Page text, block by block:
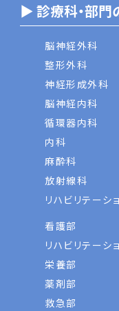
▶ 診療科・部門
脳神経外科
整形外科
神経形成外科
脳神経内科
循環器内科
内科
麻酔科
放射線科
リハビリテーシ
看護部
リハビリテーシ
栄養部
薬剤部
救急部